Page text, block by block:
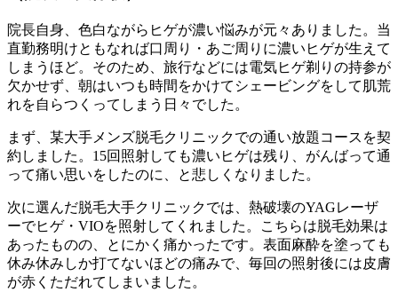
院長自身、色白ながらヒゲが濃い悩みが元々ありました。当
直勤務明けともなれば口周り・あご周りに濃いヒゲが生えて
しまうほど。そのため、旅行などには電気ヒゲ剃りの持参が
欠かせず、朝はいつも時間をかけてシェービングをして肌荒
れを自らつくってしまう日々でした。
まず、某大手メンズ脱毛クリニックでの通い放題コースを契
約しました。15回照射しても濃いヒゲは残り、がんばって通
って痛い思いをしたのに、と悲しくなりました。
次に選んだ脱毛大手クリニックでは、熱破壊のYAGレーザ
ーでヒゲ・VIOを照射してくれました。こちらは脱毛効果は
あったものの、とにかく痛かったです。表面麻酔を塗っても
休み休みしか打てないほどの痛みで、毎回の照射後には皮膚
が赤くただれてしまいました。